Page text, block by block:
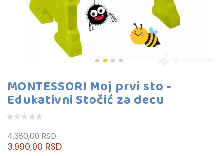
MONTESSORI Moj prvi sto -
Edukativni Stočić za decu
4.380,00 RSD
3.990,00 RSD